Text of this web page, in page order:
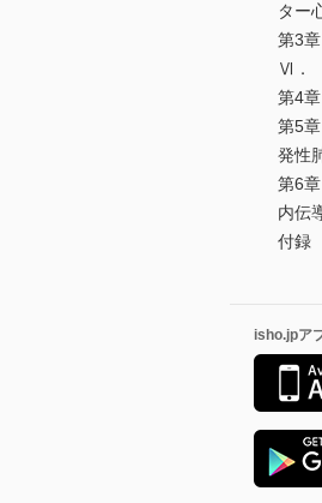
ター
第3
Ⅵ．
第4
第5
発性
第6
内伝
付録
isho.jpア